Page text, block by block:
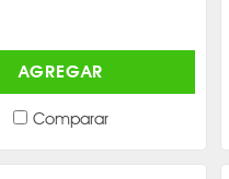
AGREGAR
Comparar